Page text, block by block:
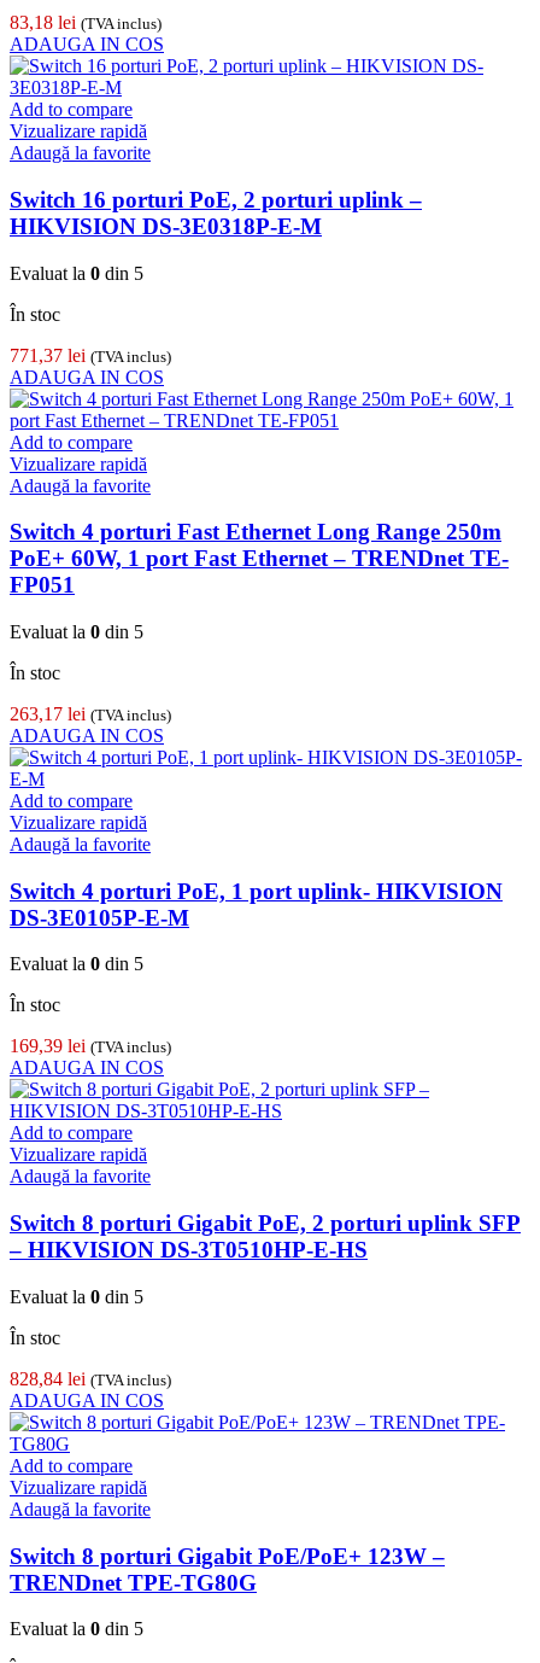
83,18 lei (TVA inclus)
ADAUGA IN COS
Add to compare
Vizualizare rapidă
Adaugă la favorite
Switch 16 porturi PoE, 2 porturi uplink –
HIKVISION DS-3E0318P-E-M
Evaluat la 0 din 5
În stoc
771,37 lei (TVA inclus)
ADAUGA IN COS
Add to compare
Vizualizare rapidă
Adaugă la favorite
Switch 4 porturi Fast Ethernet Long Range 250m
PoE+ 60W, 1 port Fast Ethernet – TRENDnet TE-
FP051
Evaluat la 0 din 5
În stoc
263,17 lei (TVA inclus)
ADAUGA IN COS
Add to compare
Vizualizare rapidă
Adaugă la favorite
Switch 4 porturi PoE, 1 port uplink- HIKVISION
DS-3E0105P-E-M
Evaluat la 0 din 5
În stoc
169,39 lei (TVA inclus)
ADAUGA IN COS
Add to compare
Vizualizare rapidă
Adaugă la favorite
Switch 8 porturi Gigabit PoE, 2 porturi uplink SFP
– HIKVISION DS-3T0510HP-E-HS
Evaluat la 0 din 5
În stoc
828,84 lei (TVA inclus)
ADAUGA IN COS
Add to compare
Vizualizare rapidă
Adaugă la favorite
Switch 8 porturi Gigabit PoE/PoE+ 123W –
TRENDnet TPE-TG80G
Evaluat la 0 din 5